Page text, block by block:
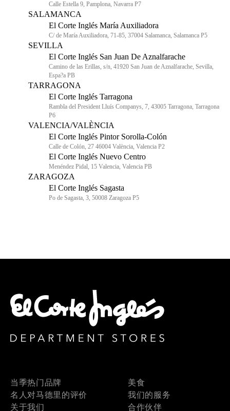
Calle Estella 9, Pamplona, Navarra P7
SALAMANCA
El Corte Inglés María Auxiliadora
C/ de María Auxiliadora, 71-85, 37004 Salamanca, Salamanca P5
SEVILLA
El Corte Inglés San Juan De Aznalfarache
Camino de las Erillas, s/n, 41920 San Juan de Aznalfarache, Sevilla,
Espa?a PB
TARRAGONA
El Corte Inglés Tarragona
Rambla del President Lluís Companys, 7, 43005 Tarragona, Tarragona
P6
VALENCIA/VALÈNCIA
El Corte Inglés Pintor Sorolla-Colón
Calle de Colón, 27 46004 València, Valencia P2
El Corte Inglés Nuevo Centro
Menéndez Pidal, 15 Valencia, Valencia PB
ZARAGOZA
El Corte Inglés Sagasta
Po de Sagasta, 3, 50008 Zaragoza P5
当季热门品牌
名人对马德里的评价
关于我们
美食
我们的服务
合作伙伴